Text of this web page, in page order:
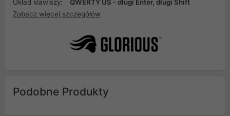
Układ klawiszy:
QWERTY US - długi Enter, długi Shift
Zobacz więcej szczegółów
Podobne Produkty